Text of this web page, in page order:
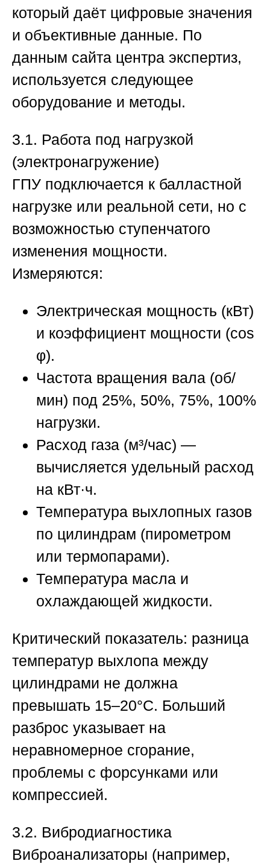
который даёт цифровые значения
и объективные данные. По
данным сайта центра экспертиз,
используется следующее
оборудование и методы.
3.1. Работа под нагрузкой
(электронагружение)
ГПУ подключается к балластной
нагрузке или реальной сети, но с
возможностью ступенчатого
изменения мощности.
Измеряются:
Электрическая мощность (кВт)
и коэффициент мощности (cos
φ).
Частота вращения вала (об/
мин) под 25%, 50%, 75%, 100%
нагрузки.
Расход газа (м³/час) —
вычисляется удельный расход
на кВт·ч.
Температура выхлопных газов
по цилиндрам (пирометром
или термопарами).
Температура масла и
охлаждающей жидкости.
Критический показатель: разница
температур выхлопа между
цилиндрами не должна
превышать 15–20°C. Больший
разброс указывает на
неравномерное сгорание,
проблемы с форсунками или
компрессией.
3.2. Вибродиагностика
Виброанализаторы (например,